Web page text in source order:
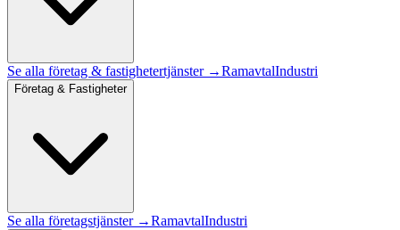
Se alla företag & fastighetertjänster →RamavtalIndustri
Företag & Fastigheter
Se alla företagstjänster →RamavtalIndustri